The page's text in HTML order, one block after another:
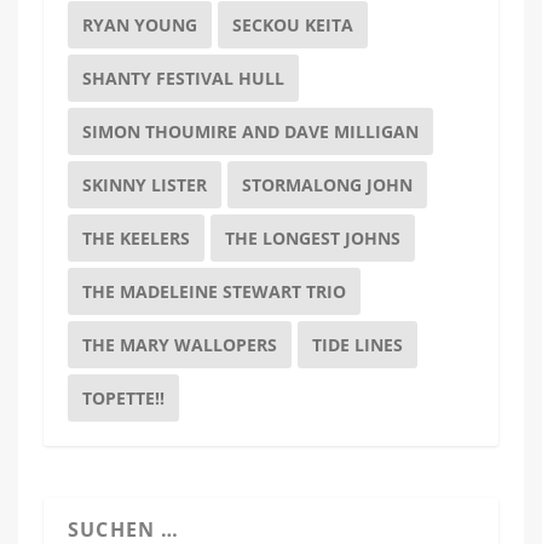
RYAN YOUNG SECKOU KEITA
SHANTY FESTIVAL HULL
SIMON THOUMIRE AND DAVE MILLIGAN
SKINNY LISTER STORMALONG JOHN
THE KEELERS THE LONGEST JOHNS
THE MADELEINE STEWART TRIO
THE MARY WALLOPERS TIDE LINES
TOPETTE!!